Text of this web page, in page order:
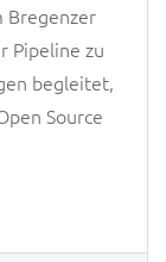
Bregenzer
Pipeline zu
begleitet,
Source